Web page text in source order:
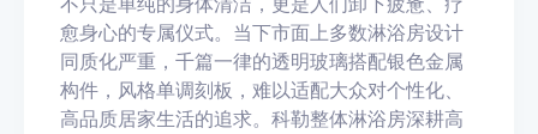
愈身心的专属仪式。当下市面上多数淋浴房设计
同质化严重，千篇一律的透明玻璃搭配银色金属
构件，风格单调刻板，难以适配大众对个性化、
高品质居家生活的追求。科勒整体淋浴房深耕高